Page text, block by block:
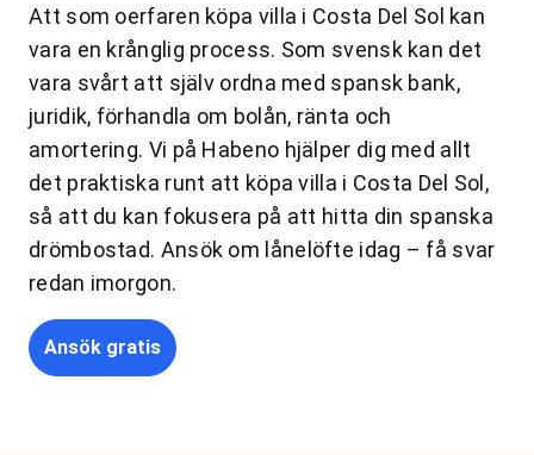
Att som oerfaren köpa villa i Costa Del Sol kan
vara en krånglig process. Som svensk kan det
vara svårt att själv ordna med spansk bank,
juridik, förhandla om bolån, ränta och
amortering. Vi på Habeno hjälper dig med allt
det praktiska runt att köpa villa i Costa Del Sol,
så att du kan fokusera på att hitta din spanska
drömbostad. Ansök om lånelöfte idag – få svar
redan imorgon.
Ansök gratis